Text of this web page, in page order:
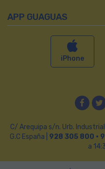
APP GUAGUAS
iPhone
C/ Arequipa s/n. Urb.
G.C España | 928 305 800 ·
a